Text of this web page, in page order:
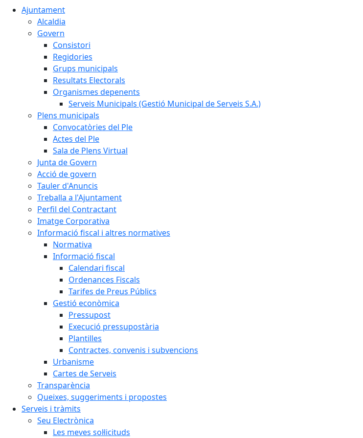
Ajuntament
Alcaldia
Govern
Consistori
Regidories
Grups municipals
Resultats Electorals
Organismes depenents
Serveis Municipals (Gestió Municipal de Serveis S.A.)
Plens municipals
Convocatòries del Ple
Actes del Ple
Sala de Plens Virtual
Junta de Govern
Acció de govern
Tauler d'Anuncis
Treballa a l'Ajuntament
Perfil del Contractant
Imatge Corporativa
Informació fiscal i altres normatives
Normativa
Informació fiscal
Calendari fiscal
Ordenances Fiscals
Tarifes de Preus Públics
Gestió econòmica
Pressupost
Execució pressupostària
Plantilles
Contractes, convenis i subvencions
Urbanisme
Cartes de Serveis
Transparència
Queixes, suggeriments i propostes
Serveis i tràmits
Seu Electrònica
Les meves sol·licituds